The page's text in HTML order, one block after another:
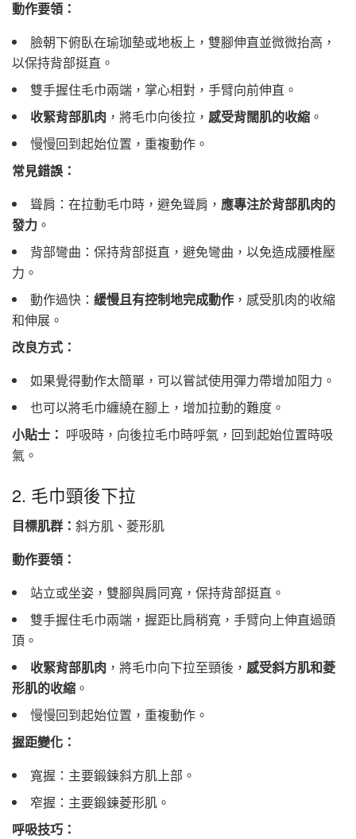
動作要領：
臉朝下俯臥在瑜珈墊或地板上，雙腳伸直並微微抬高，
以保持背部挺直。
雙手握住毛巾兩端，掌心相對，手臂向前伸直。
收緊背部肌肉 ，將毛巾向後拉， 感受背闊肌的收縮 。
慢慢回到起始位置，重複動作。
常見錯誤：
聳肩：在拉動毛巾時，避免聳肩， 應專注於背部肌肉的
發力 。
背部彎曲：保持背部挺直，避免彎曲，以免造成腰椎壓
力。
動作過快： 緩慢且有控制地完成動作 ，感受肌肉的收縮
和伸展。
改良方式：
如果覺得動作太簡單，可以嘗試使用彈力帶增加阻力。
也可以將毛巾纏繞在腳上，增加拉動的難度。
小貼士： 呼吸時，向後拉毛巾時呼氣，回到起始位置時吸
氣。
2. 毛巾頸後下拉
目標肌群： 斜方肌、菱形肌
動作要領：
站立或坐姿，雙腳與肩同寬，保持背部挺直。
雙手握住毛巾兩端，握距比肩稍寬，手臂向上伸直過頭
頂。
收緊背部肌肉 ，將毛巾向下拉至頸後， 感受斜方肌和菱
形肌的收縮 。
慢慢回到起始位置，重複動作。
握距變化：
寬握：主要鍛鍊斜方肌上部。
窄握：主要鍛鍊菱形肌。
呼吸技巧：